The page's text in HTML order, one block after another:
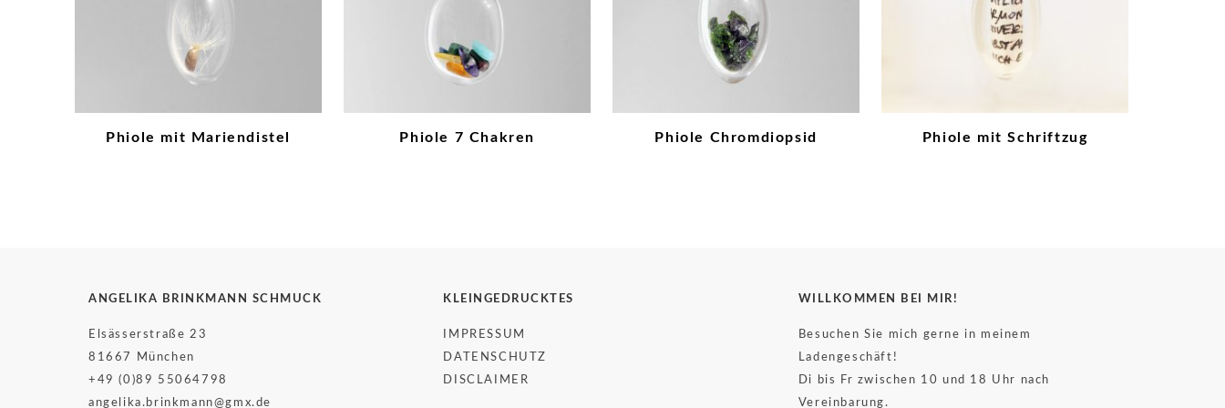
Phiole mit Mariendistel Phiole 7 Chakren Phiole Chromdiopsid Phiole mit Schriftzug
ANGELIKA BRINKMANN SCHMUCK
Elsässerstraße 23
81667 München
+49 (0)89 55064798
angelika.brinkmann@gmx.de
KLEINGEDRUCKTES
IMPRESSUM
DATENSCHUTZ
DISCLAIMER
WILLKOMMEN BEI MIR!
Besuchen Sie mich gerne in meinem
Ladengeschäft!
Di bis Fr zwischen 10 und 18 Uhr nach
Vereinbarung.